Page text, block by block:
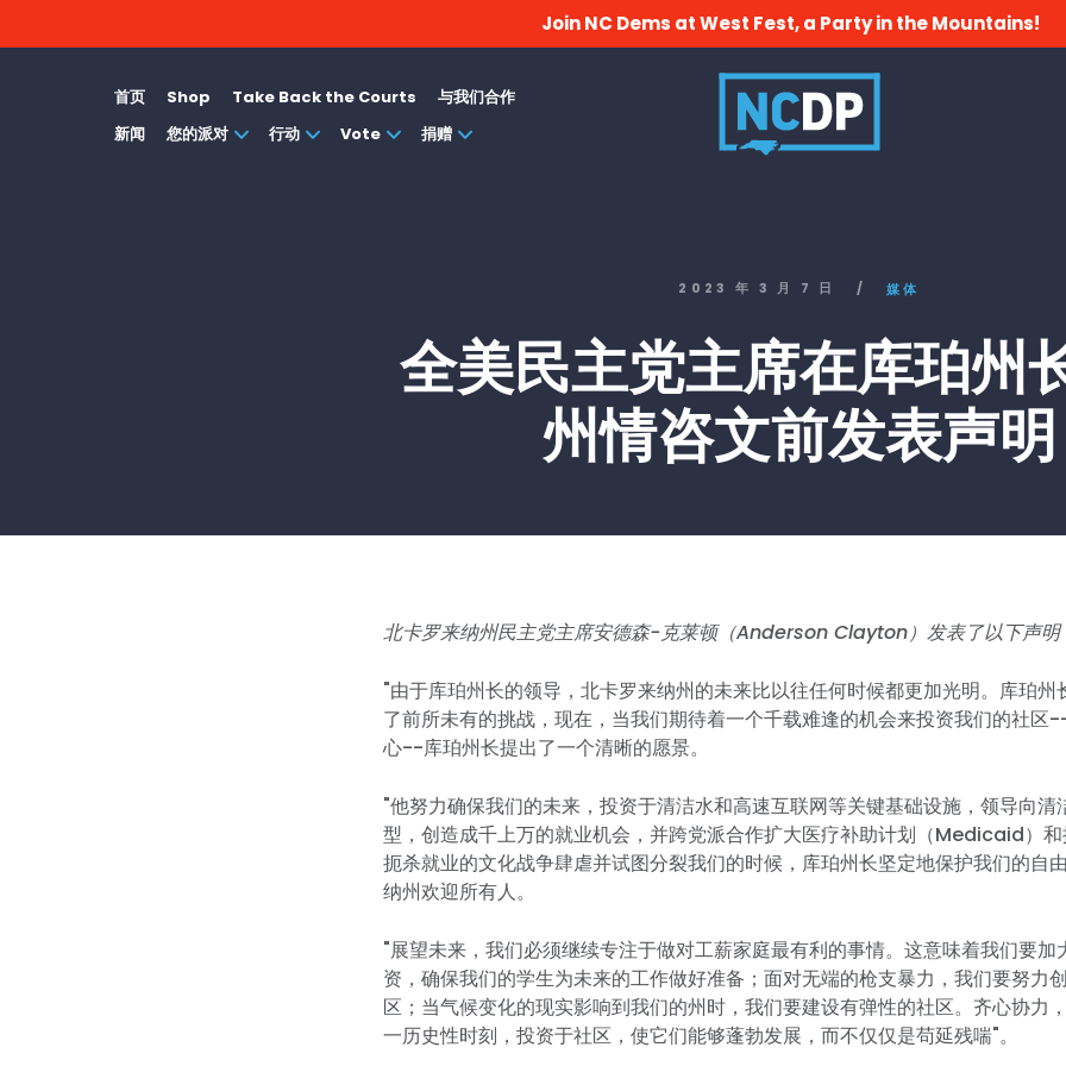
Join NC Dems at West Fest, a Party in the Mountains!
首页 Shop Take Back the Courts
与我们合作
新闻
您的派对 行动 Vote 捐赠
2023 年 3 月 7 日 / 媒体
全美民主党主席在库珀州
州情咨文前发表声明
北卡罗来纳州民主党主席安德森-克莱顿（Anderson Clayton）发表了以下声明
"由于库珀州长的领导，北卡罗来纳州的未来比以往任何时候都更加光明。库珀州
了前所未有的挑战，现在，当我们期待着一个千载难逢的机会来投资我们的社区
心--库珀州长提出了一个清晰的愿景。
"他努力确保我们的未来，投资于清洁水和高速互联网等关键基础设施，领导向清
型，创造成千上万的就业机会，并跨党派合作扩大医疗补助计划（Medicaid）
扼杀就业的文化战争肆虐并试图分裂我们的时候，库珀州长坚定地保护我们的自
纳州欢迎所有人。
"展望未来，我们必须继续专注于做对工薪家庭最有利的事情。这意味着我们要加
资，确保我们的学生为未来的工作做好准备；面对无端的枪支暴力，我们要努力
区；当气候变化的现实影响到我们的州时，我们要建设有弹性的社区。齐心协力
一历史性时刻，投资于社区，使它们能够蓬勃发展，而不仅仅是苟延残喘"。